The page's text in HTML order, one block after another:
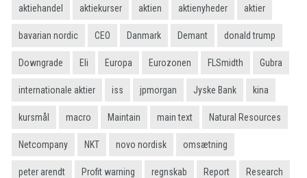
aktiehandel aktiekurser aktien aktienyheder aktier
bavarian nordic CEO Danmark Demant donald trump
Downgrade Eli Europa Eurozonen FLSmidth Gubra
internationale aktier iss jpmorgan Jyske Bank kina
kursmål macro Maintain main text Natural Resources
Netcompany NKT novo nordisk omsætning
peter arendt Profit warning regnskab Report Research